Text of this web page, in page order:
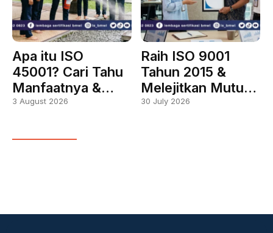
Apa itu ISO
45001? Cari Tahu
Manfaatnya &…
3 August 2026
Raih ISO 9001
Tahun 2015 &
Melejitkan Mutu…
30 July 2026